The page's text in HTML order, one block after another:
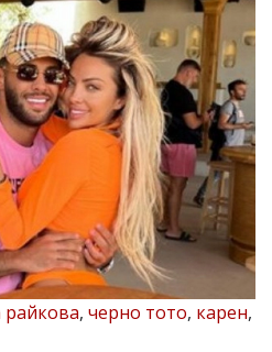
райкова, черно тото, карен,